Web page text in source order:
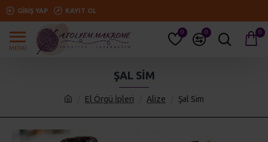
GIRIŞ YAP KAYIT OL
0 0 0
El Örgü İpleri Alize Şal Sim
ŞAL SIM